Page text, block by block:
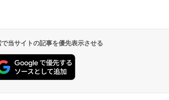
当サイトの記事を優先表示させる